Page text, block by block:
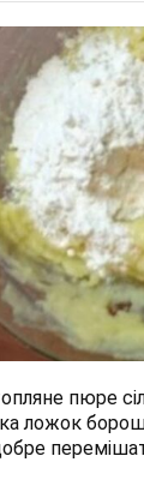
пюре
ложок